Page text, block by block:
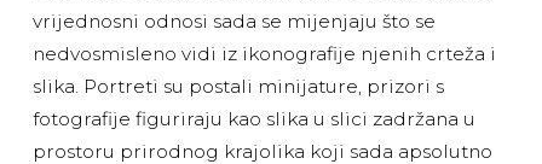
vrijednosni odnosi sada se mijenjaju što se
nedvosmisleno vidi iz ikonografije njenih crteža i
slika. Portreti su postali minijature, prizori s
fotografije figuriraju kao slika u slici zadržana u
prostoru prirodnog krajolika koji sada apsolutno